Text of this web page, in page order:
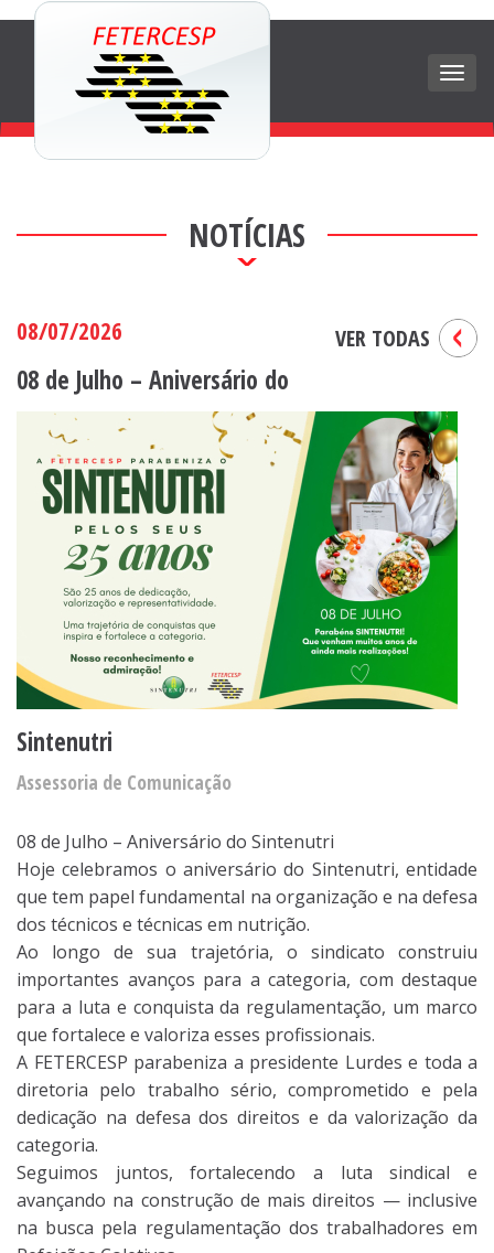
NOTÍCIAS
VER TODAS
08/07/2026
08 de Julho – Aniversário do
Sintenutri
Assessoria de Comunicação
08 de Julho – Aniversário do Sintenutri
Hoje celebramos o aniversário do Sintenutri, entidade
que tem papel fundamental na organização e na defesa
dos técnicos e técnicas em nutrição.
Ao longo de sua trajetória, o sindicato construiu
importantes avanços para a categoria, com destaque
para a luta e conquista da regulamentação, um marco
que fortalece e valoriza esses profissionais.
A FETERCESP parabeniza a presidente Lurdes e toda a
diretoria pelo trabalho sério, comprometido e pela
dedicação na defesa dos direitos e da valorização da
categoria.
Seguimos juntos, fortalecendo a luta sindical e
avançando na construção de mais direitos — inclusive
na busca pela regulamentação dos trabalhadores em